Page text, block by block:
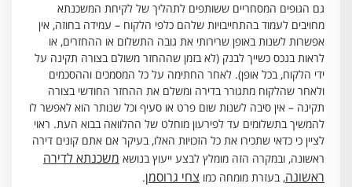
גם הגופים המסחריים ששותפים לתהליך של לקיחת המשכנתא
מחויבים לעמוד בהתחייבויות שלהם כלפי הלקוח – עמידה בחוזה, אין
אפשרות לשנות באופן שרירותי את גובה התשלום או ההחזרים, או
לראות בנכס כשייך לבנק (לא בזמן שההחזר משולם בצורה תקינה על
ידי הלקוח, בכל אופן). לאחר החתימה על כל המסמכים וההסכמים
ולאחר שהלקוח מתגורר בדירה ומשלם את ההחזר החודשי בצורה
תקינה – אין סיבה לשנות שום פרט או סעיף וכל שנותר הוא לאפשר לו
להמשיך בתשלומים עד לפירעון מוחלט של ההלוואה בבוא העת. ראוי
לציין כי כדאי שתכירו את כל הזכויות האלו, בעיקר אם אתם קונים דירה
ראשונה, ובמקרה הזה מומלץ לבצע ייעוץ בנושא משכנתא לדירה
ראשונה, בעזרת מומחה כמו צחי גרוסמן.